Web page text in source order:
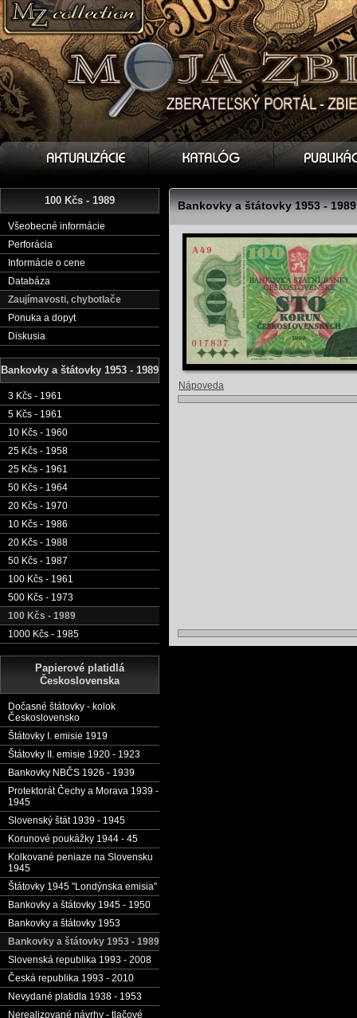
100 Kčs - 1989
Všeobecné informácie
Perforácia
Informácie o cene
Databáza
Zaujímavosti, chybotlače
Ponuka a dopyt
Diskusia
Bankovky a štátovky 1953 - 1989
3 Kčs - 1961
5 Kčs - 1961
10 Kčs - 1960
25 Kčs - 1958
25 Kčs - 1961
50 Kčs - 1964
20 Kčs - 1970
10 Kčs - 1986
20 Kčs - 1988
50 Kčs - 1987
100 Kčs - 1961
500 Kčs - 1973
100 Kčs - 1989
1000 Kčs - 1985
Papierové platidlá
Československa
Dočasné štátovky - kolok
Československo
Štátovky I. emisie 1919
Štátovky II. emisie 1920 - 1923
Bankovky NBČS 1926 - 1939
Protektorát Čechy a Morava 1939 -
1945
Slovenský štát 1939 - 1945
Korunové poukážky 1944 - 45
Kolkované peniaze na Slovensku
1945
Štátovky 1945 "Londýnska emisia"
Bankovky a štátovky 1945 - 1950
Bankovky a štátovky 1953
Bankovky a štátovky 1953 - 1989
Slovenská republika 1993 - 2008
Česká republika 1993 - 2010
Nevydané platidla 1938 - 1953
Nerealizované návrhy - tlačové
Bankovky a štátovky 1953 -
Nápoveda